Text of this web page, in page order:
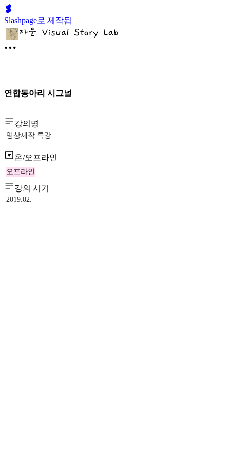
Slashpage로 제작됨
연합동아리 시그널
강의명
영상제작 특강
온/오프라인
오프라인
강의 시기
2019.02.